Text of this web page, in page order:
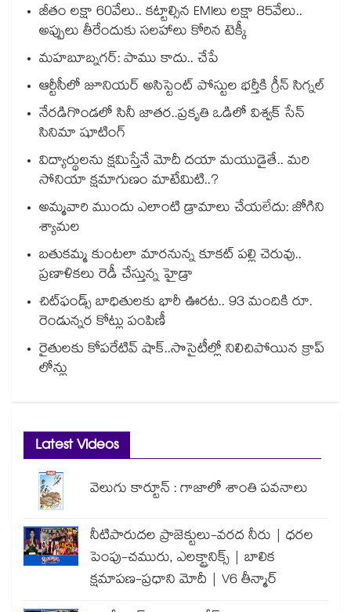
జీతం లక్షా 60వేలు.. కట్టాల్సిన EMIలు లక్షా 85వేలు..
అప్పులు తీరేందుకు సలహాలు కోరిన టెక్కీ
మహబూబ్నగర్: పాము కాదు.. చేపే
ఆర్టీసీలో జూనియర్ అసిస్టెంట్‌‌ పోస్టుల భర్తీకి గ్రీన్‌‌ సిగ్నల్
నేరడిగొండలో సినీ జాతర..ప్రకృతి ఒడిలో విశ్వక్ సేన్
సినిమా షూటింగ్
విద్యార్థులను క్షమిస్తేనే మోదీ దయా మయుడైతే.. మరి
సోనియా క్షమాగుణం మాటేమిటి..?
అమ్మవారి ముందు ఎలాంటి డ్రామాలు చేయలేదు: జోగిని
శ్యామల
బతుకమ్మ కుంటలా మారనున్న కూకట్ పల్లి చెరువు..
ప్రణాళికలు రెడీ చేస్తున్న హైడ్రా
చిట్‌ఫండ్స్ బాధితులకు భారీ ఊరట.. 93 మందికి రూ.
రెండున్నర కోట్లు పంపిణీ
రైతులకు కోపరేటివ్ షాక్..సొసైటీల్లో నిలిచిపోయిన క్రాప్
లోన్లు
Latest Videos
వెలుగు కార్టూన్ : గాజాలో శాంతి పవనాలు
నీటిపారుదల ప్రాజెక్టులు-వరద నీరు | ధరల
పెంపు-చమురు, ఎలక్ట్రానిక్స్ | బాలిక
క్షమాపణ-ప్రధాని మోదీ | V6 తీన్మార్